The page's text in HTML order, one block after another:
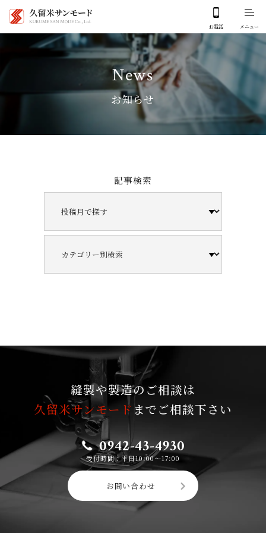
News
お知らせ
記事検索
縫製や製造のご相談は
久留米サンモード までご相談下さい
0942-43-4930
受付時間：平日10:00〜17:00
お問い合わせ